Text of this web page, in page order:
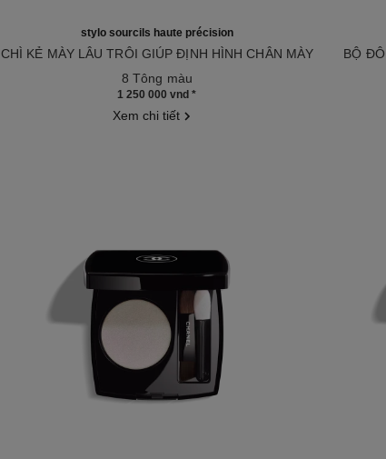
stylo sourcils haute précision
CHÌ KẺ MÀY LÂU TRÔI GIÚP ĐỊNH HÌNH CHÂN MÀY
8 Tông màu
1 250 000 vnd*
Xem chi tiết
BỘ